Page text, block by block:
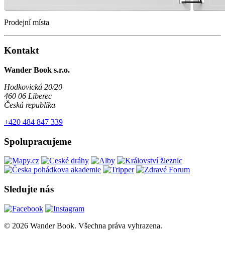
Prodejní místa
Kontakt
Wander Book s.r.o.
Hodkovická 20/20
460 06 Liberec
Česká republika
+420 484 847 339
Spolupracujeme
Sledujte nás
© 2026 Wander Book. Všechna práva vyhrazena.